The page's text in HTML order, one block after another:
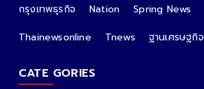
กรุงเทพธุรกิจ
Nation
Spring News
Thainewsonline
Tnews ฐานเศรษฐกิจ
CATE GORIES